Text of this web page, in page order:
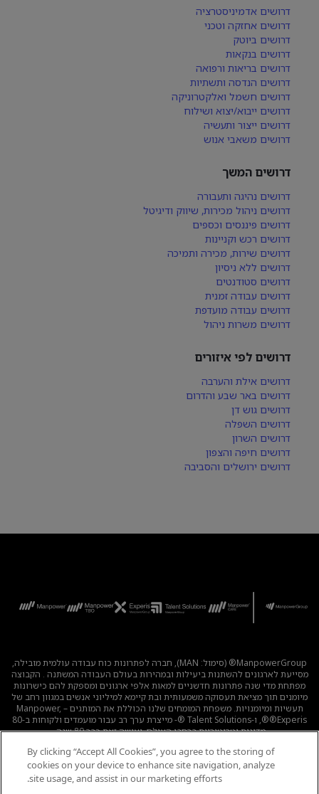
דרושים אדמיניסטרציה
דרושים אחזקה וטכני
דרושים ביוטק
דרושים בנקאות
דרושים בריאות ורפואה
דרושים הנדסה ותשתיות
דרושים חשמל ואלקטרוניקה
דרושים ייבוא/יצוא ושילוח
דרושים ייצור ותעשיה
דרושים משאבי אנוש
דרושים המשך
דרושים נהיגה ותעבורה
דרושים ניהול מכירות, שיווק ודיגיטל
דרושים פיננסים וכספים
דרושים רכש וקניינות
דרושים שירות, מכירה ותמיכה
דרושים ללא ניסיון
דרושים סטודנטים
דרושים עבודה זמנית
דרושים עבודה מועדפת
דרושים משרות ניהול
דרושים לפי איזורים
דרושים אילת והערבה
דרושים באר שבע והדרום
דרושים גוש דן
דרושים השפלה
דרושים השרון
דרושים חיפה והצפון
דרושים ירושלים והסביבה
ManpowerGroup® (סימול: MAN), חברה לפתרונות כוח עבודה עולמית מובילה,
מסייעת לארגונים להשתנות ביעילות ובמהירות בעולם העבודה המשתנה . הקבוצה
מפתחת מדי שנה פתרונות חדשניים למאות אלפי ארגונים ומספקת להם כישרונות
מיומנים תוך מציאת תעסוקה משמעותית ובת קיימא למיליוני אנשים במגוון רחב של
תעשיות ומיומנויות. משפחת המומחים שלנו הכוללת את המותגים – Manpower,
®Experis®, ו-Talent Solutions ®- מייצרת ערך רב עבור מועמדים ולקוחות ב-80
מדינות וטריטוריות ברחבי העולם, ועושה זאת כבר 80 שנה.
לכל המשרות | מדיניות הפרטיות | תנאי השימוש | נגישות
קוד אתי
|
By clicking “Accept All Cookies”, you agree to the storing of
cookies on your device to enhance site navigation, analyze
site usage, and assist in our marketing efforts.